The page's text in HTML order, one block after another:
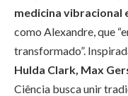
medicina vibracional
como Alexandre, que
transformado”.
Hulda Clark, Max
Ciência busca unir